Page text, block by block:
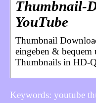
Thumbnail-
YouTube
Thumbnail
eingeben &
Thumbnails in HD-
Keywords: youtube